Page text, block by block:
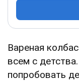
Вареная
всем с
попробовать